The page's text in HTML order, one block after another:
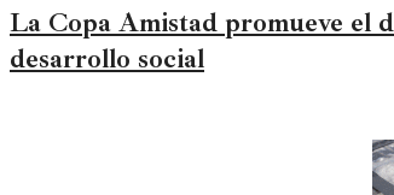
La Copa Amistad promueve el
desarrollo social